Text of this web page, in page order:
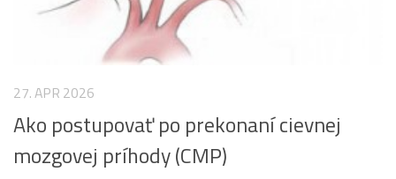
27. APR 2026
Ako postupovať po prekonaní cievnej
mozgovej príhody (CMP)